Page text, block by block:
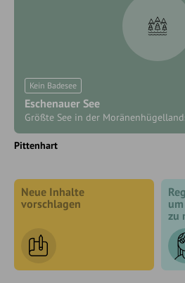
Kein Badesee
Eschenauer See
Größte See in der
Pittenhart
Neue Inhalte
vorschlagen
zu